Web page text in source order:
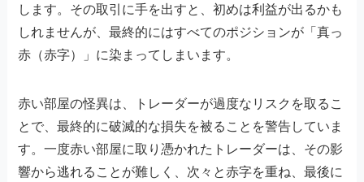
します。その取引に手を出すと、初めは利益が出るかも
しれませんが、最終的にはすべてのポジションが「真っ
赤（赤字）」に染まってしまいます。
赤い部屋の怪異は、トレーダーが過度なリスクを取るこ
とで、最終的に破滅的な損失を被ることを警告していま
す。一度赤い部屋に取り憑かれたトレーダーは、その影
響から逃れることが難しく、次々と赤字を重ね、最後に